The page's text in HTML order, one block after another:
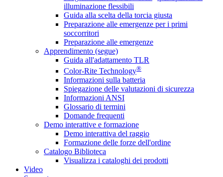
illuminazione flessibili
Guida alla scelta della torcia giusta
Preparazione alle emergenze per i primi
soccorritori
Preparazione alle emergenze
Apprendimento (segue)
Guida all'adattamento TLR
Color-Rite Technology®
Informazioni sulla batteria
Spiegazione delle valutazioni di sicurezza
Informazioni ANSI
Glossario di termini
Domande frequenti
Demo interattive e formazione
Demo interattiva del raggio
Formazione delle forze dell'ordine
Catalogo Biblioteca
Visualizza i cataloghi dei prodotti
Video